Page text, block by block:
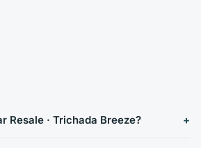
Resale · Trichada Breeze?